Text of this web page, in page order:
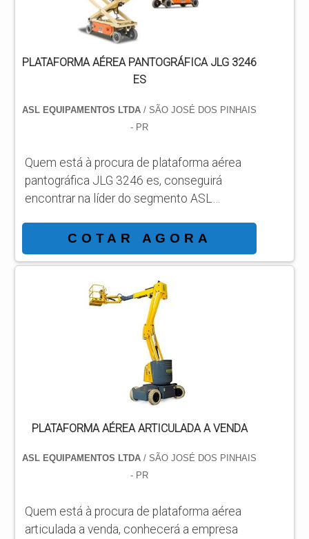
PLATAFORMA AÉREA PANTOGRÁFICA JLG 3246
ES
ASL EQUIPAMENTOS LTDA/ SÃO JOSÉ DOS PINHAIS
- PR
Quem está à procura de plataforma aérea
pantográfica JLG 3246 es, conseguirá
encontrar na líder do segmento ASL
informações por meio da própria empresa e
descobrindo a líder da área de atuação.
Quando o tema é plataforma aérea
pantográfica JLG 3246 es, com os
profissionais da ASL Equipamentos
alcançará precisão com a satisfação plena
dos clientes respeitando os valores
COTAR AGORA
PLATAFORMA AÉREA ARTICULADA A VENDA
ASL EQUIPAMENTOS LTDA/ SÃO JOSÉ DOS PINHAIS
- PR
Quem está à procura de plataforma aérea
articulada a venda, conhecerá a empresa